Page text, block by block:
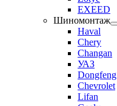
EXEED
Шиномонтаж
Haval
Chery
Changan
УАЗ
Dongfeng
Chevrolet
Lifan